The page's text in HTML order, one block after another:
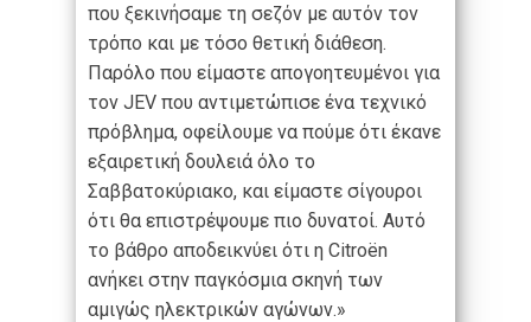
που ξεκινήσαμε τη σεζόν με αυτόν τον
τρόπο και με τόσο θετική διάθεση.
Παρόλο που είμαστε απογοητευμένοι για
τον JEV που αντιμετώπισε ένα τεχνικό
πρόβλημα, οφείλουμε να πούμε ότι έκανε
εξαιρετική δουλειά όλο το
Σαββατοκύριακο, και είμαστε σίγουροι
ότι θα επιστρέψουμε πιο δυνατοί. Αυτό
το βάθρο αποδεικνύει ότι η Citroën
ανήκει στην παγκόσμια σκηνή των
αμιγώς ηλεκτρικών αγώνων.»